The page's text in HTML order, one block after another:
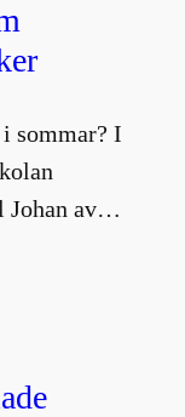
sommar? I
Johan av…